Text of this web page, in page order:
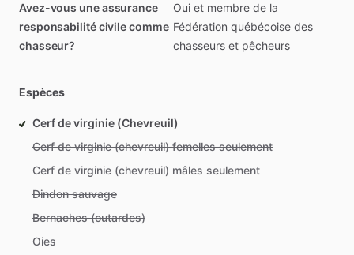
Avez-vous une assurance
responsabilité civile comme
chasseur?
Oui et membre de la
Fédération québécoise des
chasseurs et pêcheurs
Espèces
Cerf de virginie (Chevreuil)
Cerf de virginie (chevreuil) femelles seulement
Cerf de virginie (chevreuil) mâles seulement
Dindon sauvage
Bernaches (outardes)
Oies